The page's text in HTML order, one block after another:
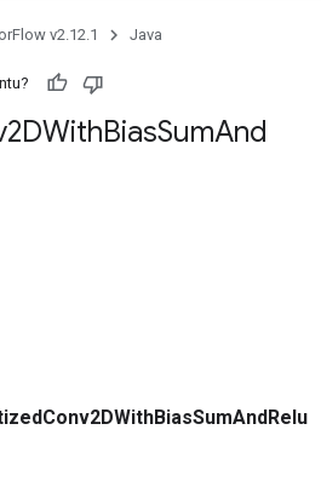
v2.12.1 Java
BiasSumAnd